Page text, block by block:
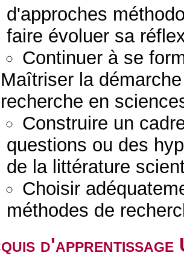
d'approches
faire évoluer sa
Continuer à se
Maîtriser la
recherche en
Construire un
questions ou des
de la littérature
Choisir
méthodes de
d'apprentissage